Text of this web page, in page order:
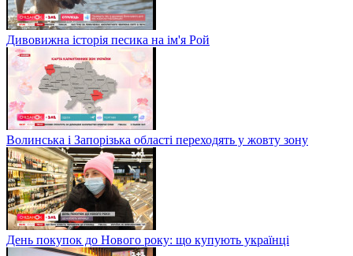
Дивовижна історія песика на ім'я Рой
Волинська і Запорізька області переходять у жовту зону
День покупок до Нового року: що купують українці